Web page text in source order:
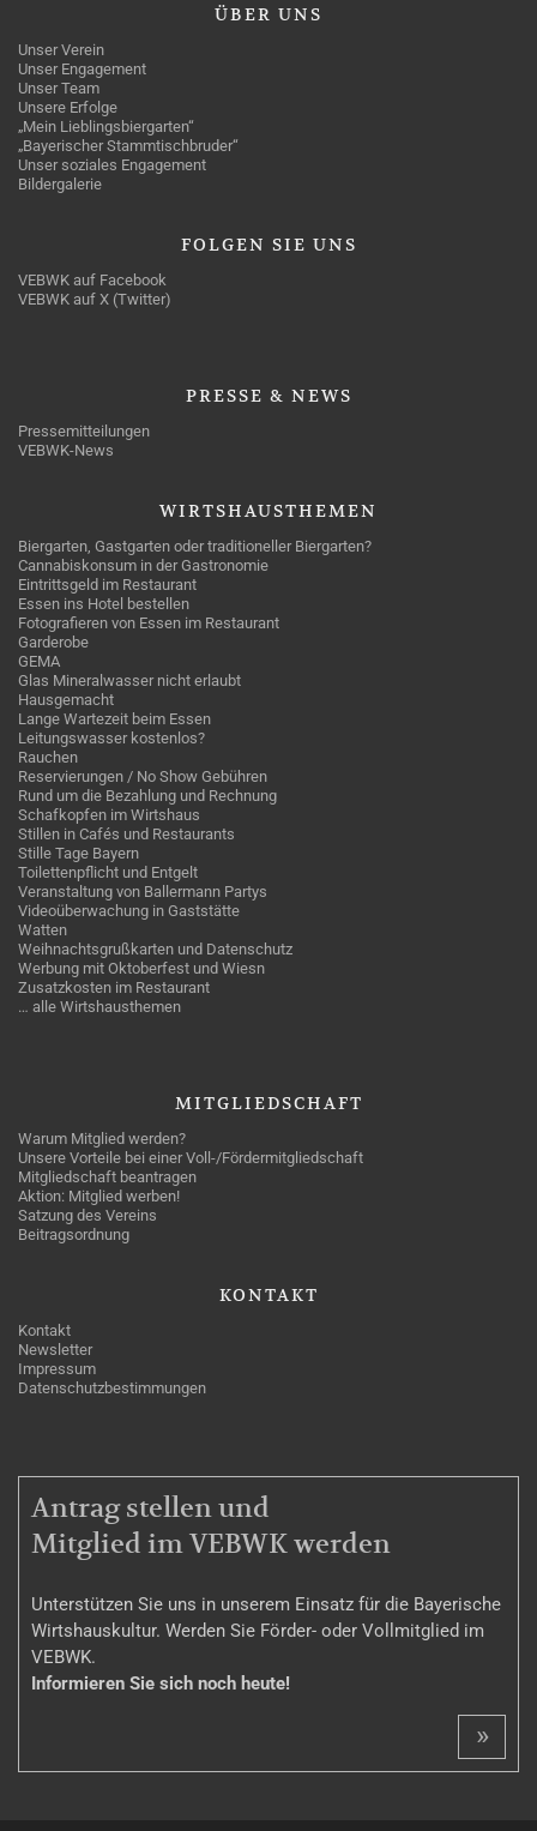
ÜBER UNS
Unser Verein
Unser Engagement
Unser Team
Unsere Erfolge
„Mein Lieblingsbiergarten“
„Bayerischer Stammtischbruder“
Unser soziales Engagement
Bildergalerie
FOLGEN SIE UNS
VEBWK auf Facebook
VEBWK auf X (Twitter)
PRESSE & NEWS
Pressemitteilungen
VEBWK-News
WIRTSHAUSTHEMEN
Biergarten, Gastgarten oder traditioneller Biergarten?
Cannabiskonsum in der Gastronomie
Eintrittsgeld im Restaurant
Essen ins Hotel bestellen
Fotografieren von Essen im Restaurant
Garderobe
GEMA
Glas Mineralwasser nicht erlaubt
Hausgemacht
Lange Wartezeit beim Essen
Leitungswasser kostenlos?
Rauchen
Reservierungen / No Show Gebühren
Rund um die Bezahlung und Rechnung
Schafkopfen im Wirtshaus
Stillen in Cafés und Restaurants
Stille Tage Bayern
Toilettenpflicht und Entgelt
Veranstaltung von Ballermann Partys
Videoüberwachung in Gaststätte
Watten
Weihnachtsgrußkarten und Datenschutz
Werbung mit Oktoberfest und Wiesn
Zusatzkosten im Restaurant
… alle Wirtshausthemen
MITGLIEDSCHAFT
Warum Mitglied werden?
Unsere Vorteile bei einer Voll-/Fördermitgliedschaft
Mitgliedschaft beantragen
Aktion: Mitglied werben!
Satzung des Vereins
Beitragsordnung
KONTAKT
Kontakt
Newsletter
Impressum
Datenschutzbestimmungen
MITGLIEDSCHAFT
Antrag stellen und
Mitglied im VEBWK werden
Unterstützen Sie uns in unserem Einsatz für die Bayerische
Wirtshauskultur. Werden Sie Förder- oder Vollmitglied im
VEBWK.
Informieren Sie sich noch heute!
»